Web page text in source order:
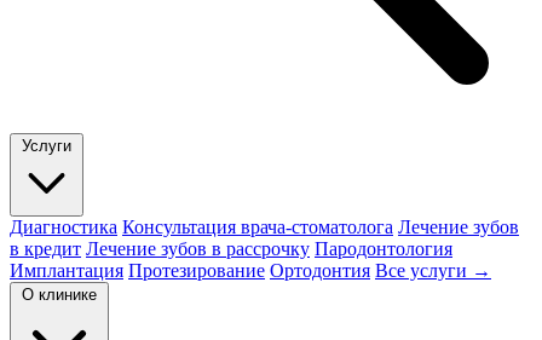
Услуги
Диагностика Консультация врача-стоматолога Лечение зубов
в кредит Лечение зубов в рассрочку Пародонтология
Имплантация Протезирование Ортодонтия Все услуги →
О клинике